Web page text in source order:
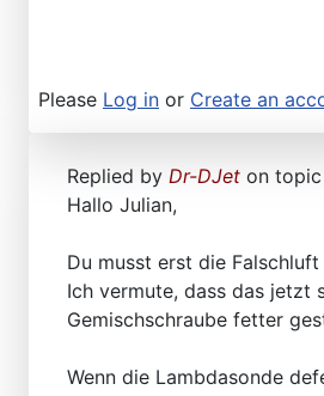
Please Log in or Create an
Replied by Dr-DJet on topic
Hallo Julian,
Du musst erst die
Ich vermute, dass das jetzt
Gemischschraube fetter
Wenn die Lambdasonde